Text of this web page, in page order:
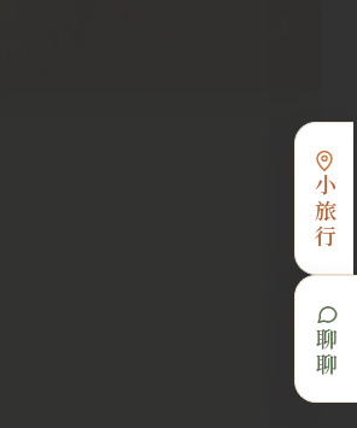
小旅行
聊聊